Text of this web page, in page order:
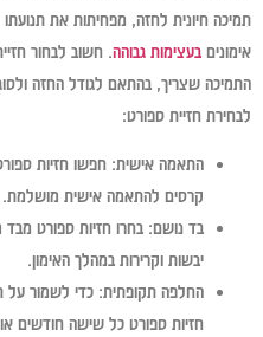
תמיכה חיונית לחזה, מפחיתות את תנועתו
אימונים בעצימות גבוהה. חשוב לבחור
התמיכה שצריך, בהתאם לגודל החזה
לבחירת חזיית ספורט:
התאמה אישית: חפשו חזיות
קרסים להתאמה אישית מושלמת.
בד נושם: בחרו חזיות ספורט
יבשות וקרירות במהלך האימון.
החלפה תקופתית: כדי לשמור על
חזיות ספורט כל שישה חודשים